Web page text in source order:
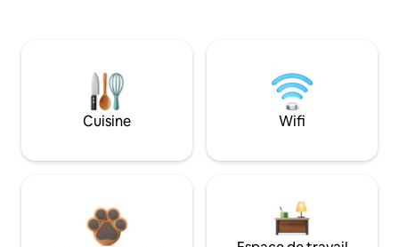
Cuisine Wifi